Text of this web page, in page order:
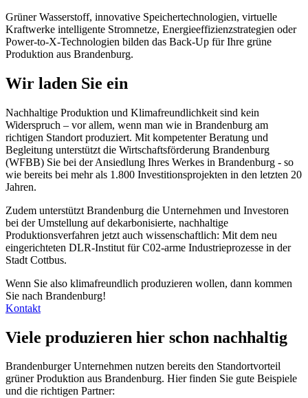
Grüner Wasserstoff, innovative Speichertechnologien, virtuelle
Kraftwerke intelligente Stromnetze, Energieeffizienzstrategien oder
Power-to-X-Technologien bilden das Back-Up für Ihre grüne
Produktion aus Brandenburg.
Wir laden Sie ein
Nachhaltige Produktion und Klimafreundlichkeit sind kein
Widerspruch – vor allem, wenn man wie in Brandenburg am
richtigen Standort produziert. Mit kompetenter Beratung und
Begleitung unterstützt die Wirtschaftsförderung Brandenburg
(WFBB) Sie bei der Ansiedlung Ihres Werkes in Brandenburg - so
wie bereits bei mehr als 1.800 Investitionsprojekten in den letzten 20
Jahren.
Zudem unterstützt Brandenburg die Unternehmen und Investoren
bei der Umstellung auf dekarbonisierte, nachhaltige
Produktionsverfahren jetzt auch wissenschaftlich: Mit dem neu
eingerichteten DLR-Institut für C02-arme Industrieprozesse in der
Stadt Cottbus.
Wenn Sie also klimafreundlich produzieren wollen, dann kommen
Sie nach Brandenburg!
Kontakt
Viele produzieren hier schon nachhaltig
Brandenburger Unternehmen nutzen bereits den Standortvorteil
grüner Produktion aus Brandenburg. Hier finden Sie gute Beispiele
und die richtigen Partner: